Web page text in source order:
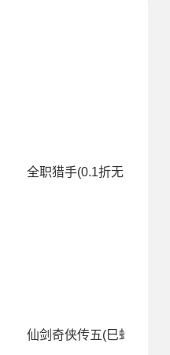
双西游)全职猎手(0.1折无限充)
仙剑奇侠传五(巳蛇贺春